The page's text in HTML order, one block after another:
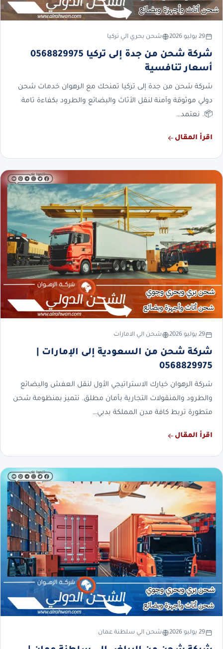
29 يوليو 2026 شحن بحري الي تركيا
شركة شحن من جدة إلى تركيا 0568829975
أسعار تنافسية
شركة شحن من جدة إلى تركيا تمنحك مع الرهوان خدمات شحن
دولي موثوقة وآمنة لنقل الأثاث والبضائع والطرود بكفاءة تامة
📦. نعتمد…
اقرأ المقال
29 يوليو 2026 شحن الي الامارات
شركة شحن من السعودية إلى الإمارات |
0568829975
شركة الرهوان خيارك الاستراتيجي الأول لنقل العفش والبضائع
والطرود والمنقولات التجارية بأمان مطلق. نتميز بمنظومة شحن
متطورة تربط كافة مدن المملكة بدبي…
اقرأ المقال
29 يوليو 2026 شحن الي سلطنة عمان